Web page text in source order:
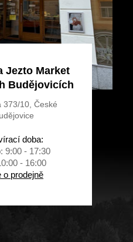
Jezto Market
Budějovicích
373/10, České
doba:
9:00 - 17:30
- 16:00
o prodejně